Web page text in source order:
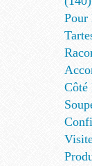
Pour
Côté